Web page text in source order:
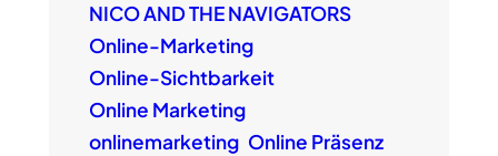
NICO AND THE NAVIGATORS
Online-Marketing
Online-Sichtbarkeit
Online Marketing
onlinemarketing Online Präsenz